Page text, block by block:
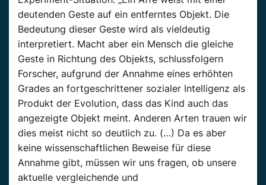
deutenden Geste auf ein entferntes Objekt. Die
Bedeutung dieser Geste wird als vieldeutig
interpretiert. Macht aber ein Mensch die gleiche
Geste in Richtung des Objekts, schlussfolgern
Forscher, aufgrund der Annahme eines erhöhten
Grades an fortgeschrittener sozialer Intelligenz als
Produkt der Evolution, dass das Kind auch das
angezeigte Objekt meint. Anderen Arten trauen wir
dies meist nicht so deutlich zu. (…) Da es aber
keine wissenschaftlichen Beweise für diese
Annahme gibt, müssen wir uns fragen, ob unsere
aktuelle vergleichende und